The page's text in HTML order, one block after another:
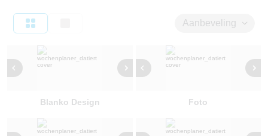
Aanbeveling
Blanko Design Foto